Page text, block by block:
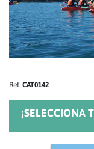
Ref: CAT0142
¡SELECCIONA